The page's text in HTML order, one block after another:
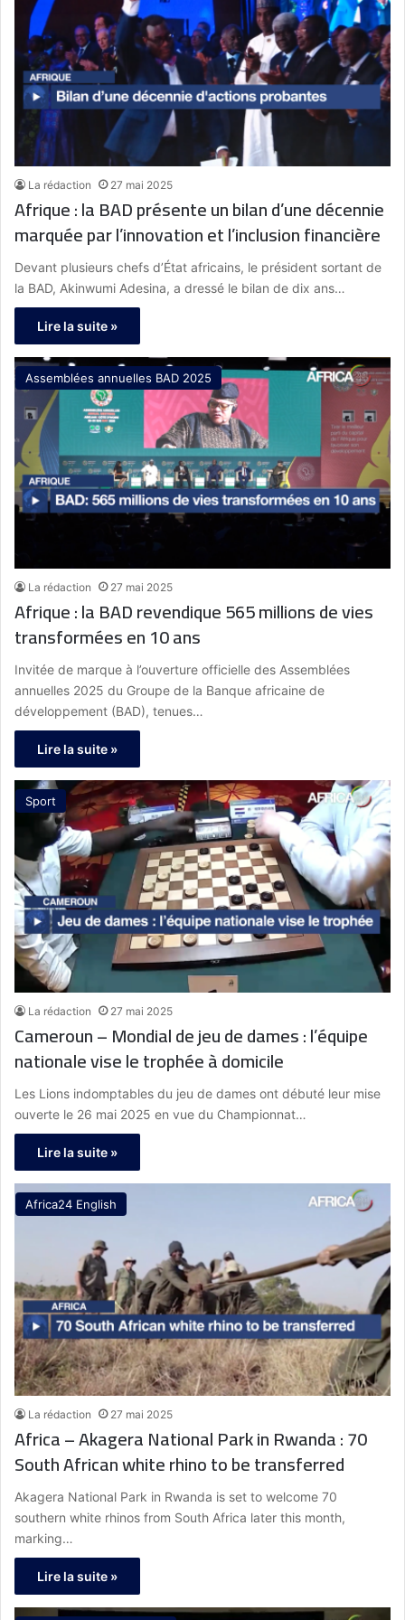
La rédaction 27 mai 2025
Afrique : la BAD présente un bilan d’une décennie
marquée par l’innovation et l’inclusion financière
Devant plusieurs chefs d’État africains, le président sortant de
la BAD, Akinwumi Adesina, a dressé le bilan de dix ans…
Lire la suite »
Assemblées annuelles BAD 2025
La rédaction 27 mai 2025
Afrique : la BAD revendique 565 millions de vies
transformées en 10 ans
Invitée de marque à l’ouverture officielle des Assemblées
annuelles 2025 du Groupe de la Banque africaine de
développement (BAD), tenues…
Lire la suite »
Sport
La rédaction 27 mai 2025
Cameroun – Mondial de jeu de dames : l’équipe
nationale vise le trophée à domicile
Les Lions indomptables du jeu de dames ont débuté leur mise
ouverte le 26 mai 2025 en vue du Championnat…
Lire la suite »
Africa24 English
La rédaction 27 mai 2025
Africa – Akagera National Park in Rwanda : 70
South African white rhino to be transferred
Akagera National Park in Rwanda is set to welcome 70
southern white rhinos from South Africa later this month,
marking…
Lire la suite »